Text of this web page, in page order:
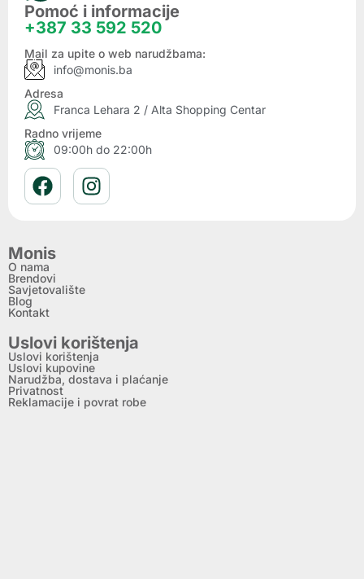
Pomoć i informacije
+387 33 592 520
Mail za upite o web narudžbama:
info@monis.ba
Adresa
Franca Lehara 2 / Alta Shopping Centar
Radno vrijeme
09:00h do 22:00h
Monis
O nama
Brendovi
Savjetovalište
Blog
Kontakt
Uslovi korištenja
Uslovi korištenja
Uslovi kupovine
Narudžba, dostava i plaćanje
Privatnost
Reklamacije i povrat robe